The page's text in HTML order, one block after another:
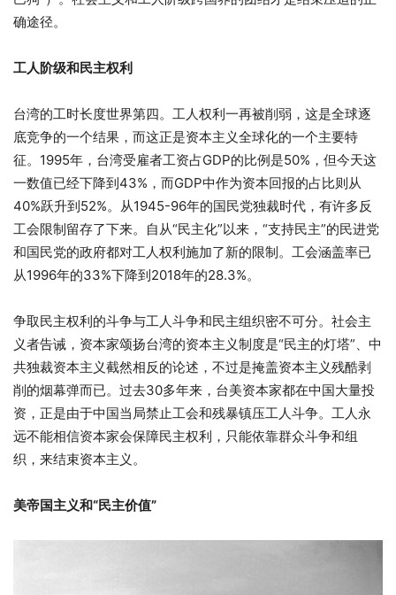
确途径。
工人阶级和民主权利
台湾的工时长度世界第四。工人权利一再被削弱，这是全球逐
底竞争的一个结果，而这正是资本主义全球化的一个主要特
征。1995年，台湾受雇者工资占GDP的比例是50%，但今天这
一数值已经下降到43%，而GDP中作为资本回报的占比则从
40%跃升到52%。从1945-96年的国民党独裁时代，有许多反
工会限制留存了下来。自从“民主化”以来，“支持民主”的民进党
和国民党的政府都对工人权利施加了新的限制。工会涵盖率已
从1996年的33%下降到2018年的28.3%。
争取民主权利的斗争与工人斗争和民主组织密不可分。社会主
义者告诫，资本家颂扬台湾的资本主义制度是“民主的灯塔”、中
共独裁资本主义截然相反的论述，不过是掩盖资本主义残酷剥
削的烟幕弹而已。过去30多年来，台美资本家都在中国大量投
资，正是由于中国当局禁止工会和残暴镇压工人斗争。工人永
远不能相信资本家会保障民主权利，只能依靠群众斗争和组
织，来结束资本主义。
美帝国主义和“民主价值”